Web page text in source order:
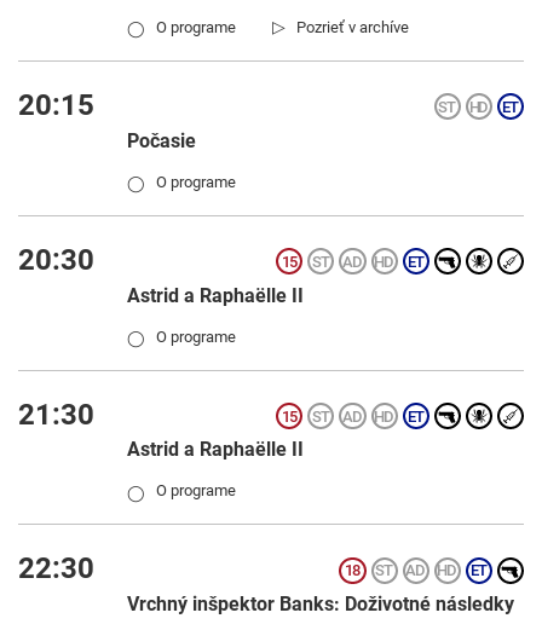
▷ Pozrieť v archíve
◯ O programe
20:15
Počasie
◯ O programe
20:30
Astrid a Raphaëlle II
◯ O programe
21:30
Astrid a Raphaëlle II
◯ O programe
22:30
Vrchný inšpektor Banks: Doživotné následky